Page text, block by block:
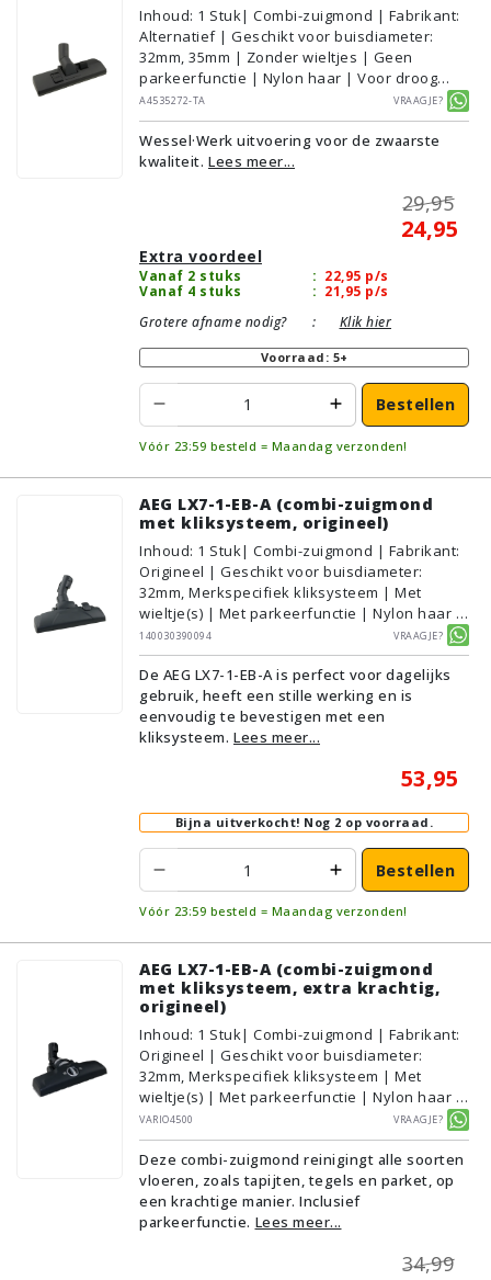
Inhoud: 1 Stuk| Combi-zuigmond | Fabrikant:
Alternatief | Geschikt voor buisdiameter:
32mm, 35mm | Zonder wieltjes | Geen
parkeerfunctie | Nylon haar | Voor droog
gebruik | Breedte: 27cm | Zonder verlichting |
Zonder kliksysteem | Zwart | Wessel·Werk |
Geschikt voor vloertype: Plavuizen/Tegels,
Parket/Laminaat, PVC/Vinyl,
A4535272-TA Vraagje?
Wessel·Werk uitvoering voor de zwaarste
kwaliteit. Lees meer...
29,95
24,95
Extra voordeel
Vanaf 2 stuks : 22,95 p/s
Vanaf 4 stuks
: 21,95 p/s
Grotere afname nodig?
: Klik hier
Voorraad: 5+
Bestellen
Vóór 23:59 besteld = Maandag verzonden!
AEG LX7-1-EB-A (combi-zuigmond
met kliksysteem, origineel)
Inhoud: 1 Stuk| Combi-zuigmond | Fabrikant:
Origineel | Geschikt voor buisdiameter:
32mm, Merkspecifiek kliksysteem | Met
wieltje(s) | Met parkeerfunctie | Nylon haar |
Voor droog gebruik | Zonder verlichting | Met
kliksysteem | Zwart | AEG/Electrolux |
Geschikt voor vloertype: Plavuizen/Tegels,
Parket/Laminaat, PVC/Vinyl,
Tapijt/Vloerbedekking
140030390094 Vraagje?
De AEG LX7-1-EB-A is perfect voor dagelijks
gebruik, heeft een stille werking en is
eenvoudig te bevestigen met een
kliksysteem. Lees meer...
53,95
Bijna uitverkocht! Nog 2 op voorraad.
Bestellen
Vóór 23:59 besteld = Maandag verzonden!
AEG LX7-1-EB-A (combi-zuigmond
met kliksysteem, extra krachtig,
origineel)
Inhoud: 1 Stuk| Combi-zuigmond | Fabrikant:
Origineel | Geschikt voor buisdiameter:
32mm, Merkspecifiek kliksysteem | Met
wieltje(s) | Met parkeerfunctie | Nylon haar |
Voor droog gebruik | Zonder verlichting | Met
kliksysteem | Zwart | AEG/Electrolux |
Geschikt voor vloertype: Parket/Laminaat,
PVC/Vinyl, Tapijt/Vloerbedekking
VARIO4500 Vraagje?
Deze combi-zuigmond reinigingt alle soorten
vloeren, zoals tapijten, tegels en parket, op
een krachtige manier. Inclusief
parkeerfunctie. Lees meer...
34,99